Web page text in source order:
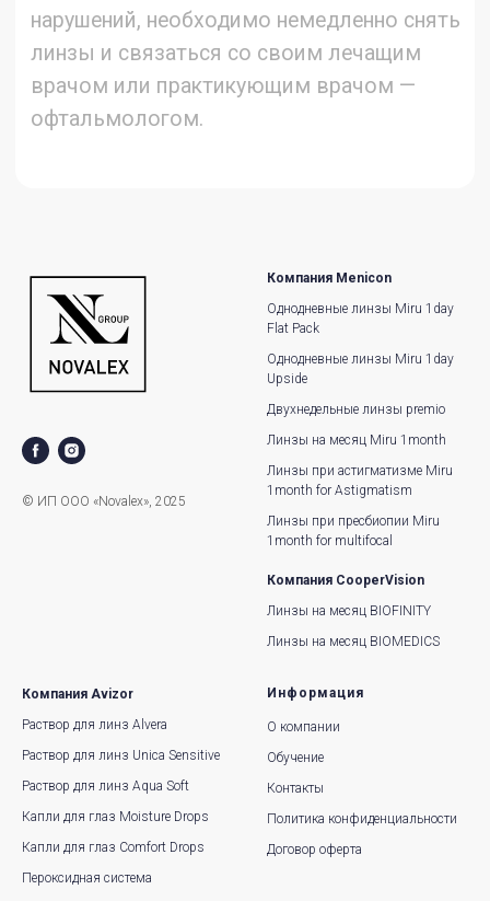
© ИП ООО «Novalex», 2025
Компания Menicon
Однодневные линзы Miru 1day
Flat Pack
Однодневные линзы Miru 1day
Upside
Двухнедельные линзы premio
Линзы на месяц Miru 1month
Линзы при астигматизме Miru
1month for Astigmatism
Линзы при пресбиопии Miru
1month for multifocal
Компания CooperVision
Линзы на месяц BIOFINITY
Линзы на месяц BIOMEDICS
Компания Avizor
Раствор для линз Alvera
Раствор для линз Unica Sensitive
Раствор для линз Aqua Soft
Капли для глаз Moisture Drops
Капли для глаз Comfort Drops
Пероксидная система
Информация
О компании
Обучение
Контакты
Политика конфиденциальности
Договор оферта